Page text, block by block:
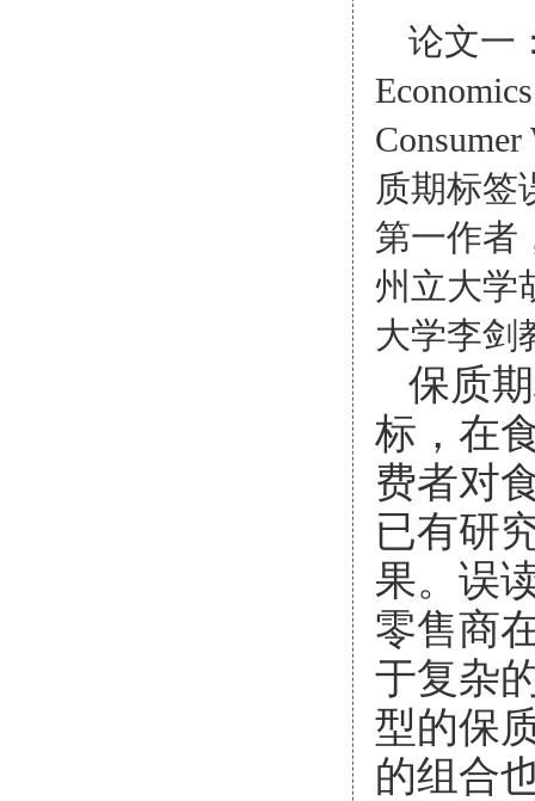
论文一
Economics
质期标签
第一作者
州立大学
大学李剑
保质
标，在
费者对
已有研
果。 误
零售商
于复杂
型的保
的组合